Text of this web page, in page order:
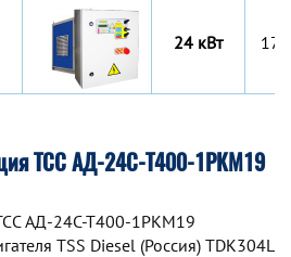
24 кВт
ТСС АД-24С-Т400-1РКМ19
АД-24С-Т400-1РКМ19
TSS Diesel (Россия) TDК304L